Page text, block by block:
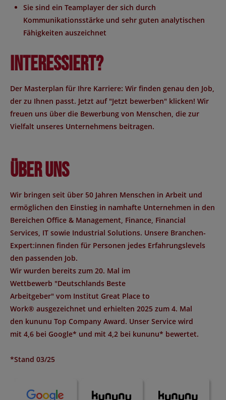
Sie sind ein Teamplayer der sich durch
Kommunikationsstärke und sehr guten analytischen
Fähigkeiten auszeichnet
Interessiert?
Der Masterplan für Ihre Karriere: Wir finden genau den Job,
der zu Ihnen passt. Jetzt auf "Jetzt bewerben" klicken! Wir
freuen uns über die Bewerbung von Menschen, die zur
Vielfalt unseres Unternehmens beitragen.
Über uns
Wir bringen seit über 50 Jahren Menschen in Arbeit und
ermöglichen den Einstieg in namhafte Unternehmen in den
Bereichen Office & Management, Finance, Financial
Services, IT sowie Industrial Solutions. Unsere Branchen-
Expert:innen finden für Personen jedes Erfahrungslevels
den passenden Job.
Wir wurden bereits zum 20. Mal im
Wettbewerb "Deutschlands Beste
Arbeitgeber" vom Institut Great Place to
Work® ausgezeichnet und erhielten 2025 zum 4. Mal
den kununu Top Company Award. Unser Service wird
mit 4,6 bei Google* und mit 4,2 bei kununu* bewertet.
*Stand 03/25